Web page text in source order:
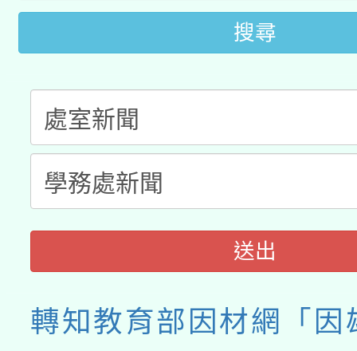
國立臺灣師範大學辦理
業成長研習」實施計畫
搜尋
送出
轉知教育部因材網「因